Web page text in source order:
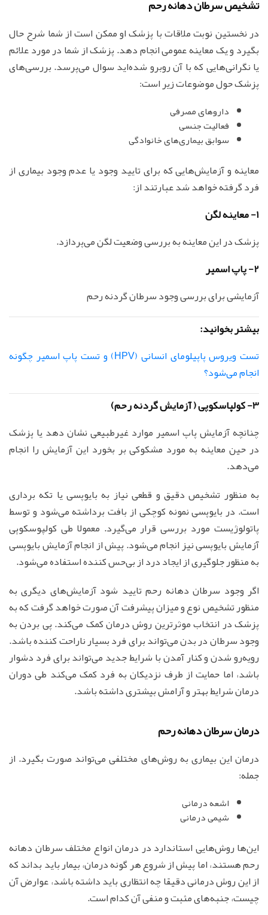
تشخیص سرطان دهانه رحم
در نخستین نوبت ملاقات با پزشک او ممکن است از شما شرح حال
بگیرد و یک معاینه عمومی انجام دهد. پزشک از شما در مورد علائم
یا نگرانی‌هایی که با آن روبرو شده‌اید سوال می‌پرسد. بررسی‌های
پزشک حول موضوعات زیر است:
داروهای مصرفی
فعالیت جنسی
سوابق بیماری‌های خانوادگی
معاینه و آزمایش‌هایی که برای تایید وجود یا عدم وجود بیماری از
فرد گرفته خواهد شد عبارتند از:
1- معاینه لگن
پزشک در این معاینه به بررسی وضعیت لگن می‌پردازد.
2- پاپ اسمیر
آزمایشی برای بررسی وجود سرطان گردنه رحم
بیشتر بخوانید:
تست ویروس پاپیلومای انسانی (HPV) و تست پاپ اسمیر چگونه
انجام می‌شود؟
3- کولپاسکوپی ( آزمایش گردنه رحم)
چنانچه آزمایش پاپ اسمیر موارد غیرطبیعی نشان دهد یا پزشک
در حین معاینه به مورد مشکوکی بر بخورد این آزمایش را انجام
می‌دهد.
به منظور تشخیص دقیق و قطعی نیاز به بایوپسی یا تکه برداری
است. در بایوپسی نمونه کوچکی از بافت برداشته می‌شود و توسط
پاتولوژیست مورد بررسی قرار می‌گیرد. معمولا طی کولپوسکوپی
آزمایش بایوپسی نیز انجام می‌شود. پیش از انجام آزمایش بایوپسی
به منظور جلوگیری از ایجاد درد از بی‌حس کننده استفاده می‌شود.
اگر وجود سرطان دهانه رحم تایید شود آزمایش‌های دیگری به
منظور تشخیص نوع و میزان پیشرفت آن صورت خواهد گرفت که به
پزشک در انتخاب موثرترین روش درمان کمک می‌کند. پی بردن به
وجود سرطان در بدن می‌تواند برای فرد بسیار ناراحت کننده باشد.
رویه‌رو شدن و کنار آمدن با شرایط جدید می‌تواند برای فرد دشوار
باشد، اما حمایت از طرف نزدیکان به فرد کمک می‌کند طی دوران
درمان شرایط بهتر و آرامش بیشتری داشته باشد.
درمان سرطان دهانه رحم
درمان این بیماری به روش‌های مختلفی می‌تواند صورت بگیرد. از
جمله:
اشعه درمانی
شیمی درمانی
این‌ها روش‌هایی استاندارد در درمان انواع مختلف سرطان دهانه
رحم هستند، اما پیش از شروع هر گونه درمان، بیمار باید بداند که
از این روش درمانی دقیقا چه انتظاری باید داشته باشد، عوارض آن
چیست، جنبه‌های مثبت و منفی آن کدام است.